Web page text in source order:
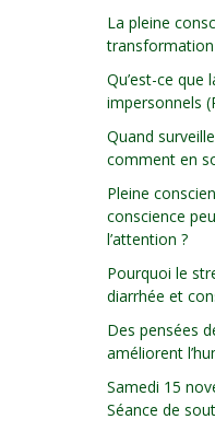
La pleine
transformation
Qu’est-ce que
impersonnels
Quand
comment en
Pleine
conscience
l’attention ?
Pourquoi le
diarrhée et
Des pensées
améliorent
Samedi 15
Séance de